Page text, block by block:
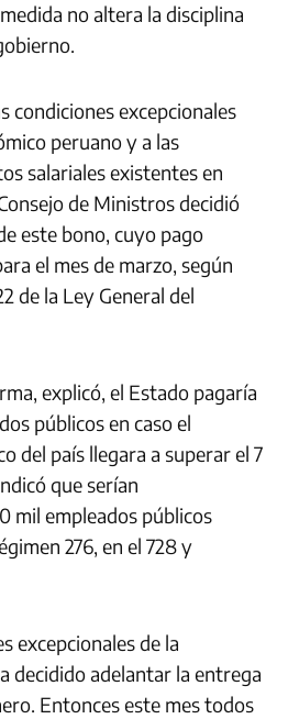
no altera la disciplina
condiciones excepcionales
peruano y a las
salariales existentes en
de Ministros decidió
este bono, cuyo pago
el mes de marzo, según
de la Ley General del
explicó, el Estado pagaría
públicos en caso el
del país llegara a superar el 7
que serían
mil empleados públicos
276, en el 728 y
excepcionales de la
decidido adelantar la entrega
Entonces este mes todos